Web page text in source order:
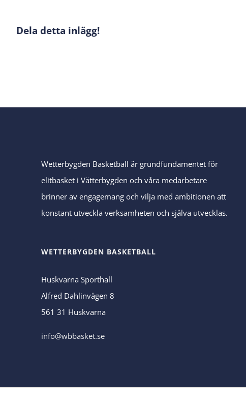
Dela detta inlägg!
Wetterbygden Basketball är grundfundamentet för
elitbasket i Vätterbygden och våra medarbetare
brinner av engagemang och vilja med ambitionen att
konstant utveckla verksamheten och själva utvecklas.
WETTERBYGDEN BASKETBALL
Huskvarna Sporthall
Alfred Dahlinvägen 8
561 31 Huskvarna
info@wbbasket.se